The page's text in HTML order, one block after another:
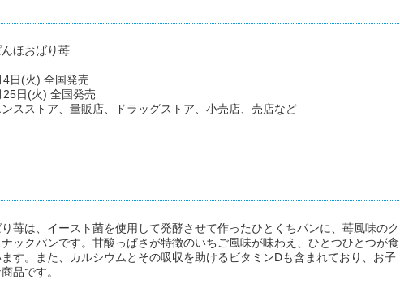
ほおばり苺
日(火) 全国発売
(火) 全国発売
スストア、量販店、ドラッグストア、小売店、売店など
苺は、イースト菌を使用して発酵させて作ったひとくちパンに、苺風味のク
ックパンです。甘酸っぱさが特徴のいちご風味が味わえ、ひとつひとつが食
す。また、カルシウムとその吸収を助けるビタミンDも含まれており、お子
品です。